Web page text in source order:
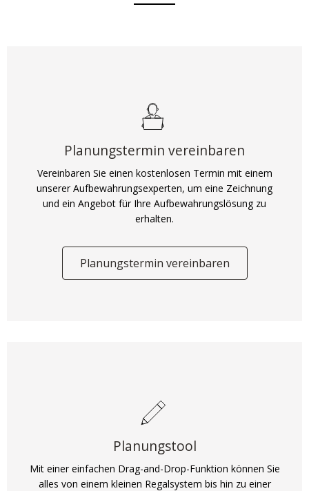
Planungstermin vereinbaren
Vereinbaren Sie einen kostenlosen Termin mit einem
unserer Aufbewahrungsexperten, um eine Zeichnung
und ein Angebot für Ihre Aufbewahrungslösung zu
erhalten.
Planungstermin vereinbaren
Planungstool
Mit einer einfachen Drag-and-Drop-Funktion können Sie
alles von einem kleinen Regalsystem bis hin zu einer